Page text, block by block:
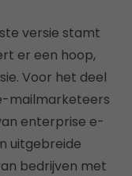
versie stamt
er een hoop,
Voor het deel
mailmarketeers
enterprise e-
uitgebreide
bedrijven met